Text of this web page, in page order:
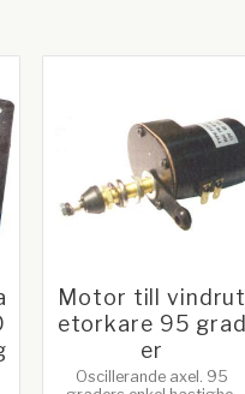
Motor till vindrut
etorkare 95 grad
er
Oscillerande axel. 95